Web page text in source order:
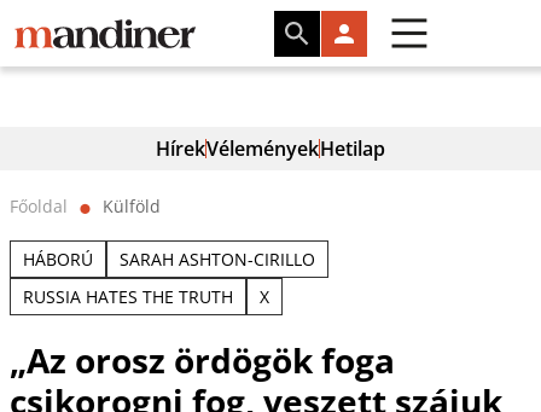
HírekVéleményekHetilap
Főoldal ⬤ Külföld
HÁBORÚ
SARAH ASHTON-CIRILLO
RUSSIA HATES THE TRUTH
X
„Az orosz ördögök foga
csikorogni fog, veszett szájuk